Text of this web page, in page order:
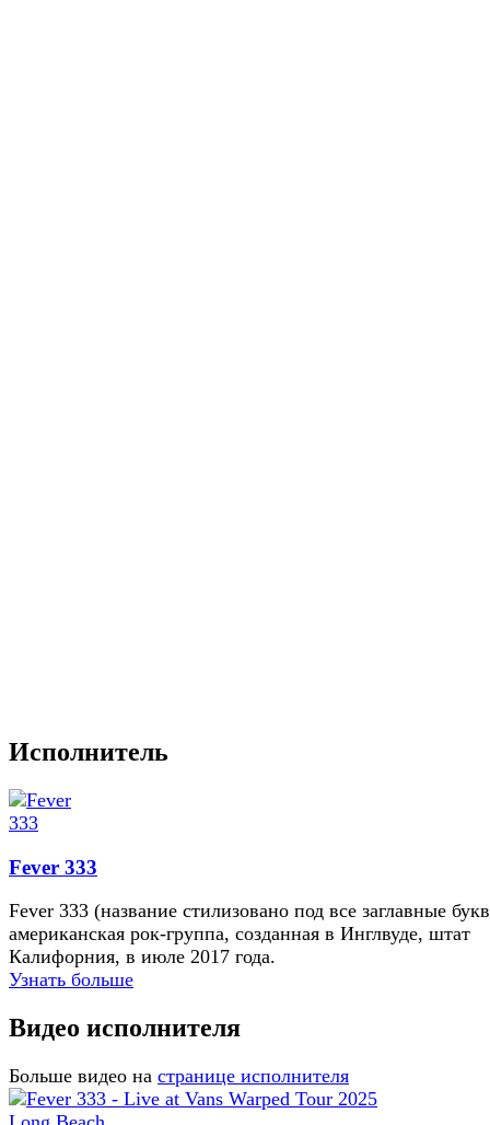
Исполнитель
Fever 333
Fever 333 (название стилизовано под все заглавные
американская рок-группа, созданная в Инглвуде, штат
Калифорния, в июле 2017 года.
Узнать больше
Видео исполнителя
Больше видео на странице исполнителя